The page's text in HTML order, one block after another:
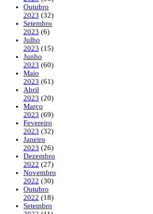
Outubro
2023 (32)
Setembro
2023 (6)
Julho
2023 (15)
Junho
2023 (60)
Maio
2023 (61)
Abril
2023 (20)
Março
2023 (69)
Fevereiro
2023 (32)
Janeiro
2023 (26)
Dezembro
2022 (27)
Novembro
2022 (30)
Outubro
2022 (18)
Setembro